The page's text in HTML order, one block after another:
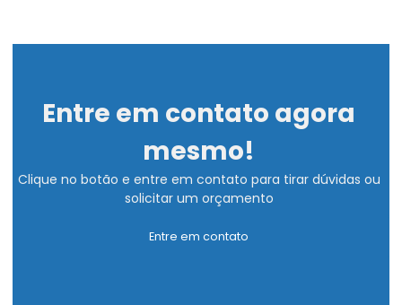
Entre em contato agora
mesmo!
Clique no botão e entre em contato para tirar dúvidas ou
solicitar um orçamento
Entre em contato